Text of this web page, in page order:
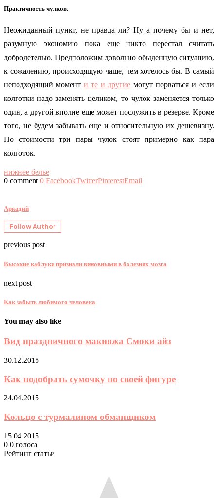
Практичность чулков.
Неожиданный пункт, не правда ли? Ну а почему бы и нет,
разумную экономию пока еще никто перестал считать
добродетелью. Предположим довольно обыденную ситуацию,
к сожалению, происходящую чаще, чем хотелось бы. В самый
неподходящий момент и те и другие могут порваться и если
колготки надо заменять целиком, то чулок заменяется только
один, а другой вполне еще может послужить в резерве. Кроме
того, не будем забывать еще и относительную их дешевизну.
По стоимости три пары чулок стоят примерно как пара
колготок.
нижнее белье
0 comment 0 FacebookTwitterPinterestEmail
Аркадий
Follow Author
previous post
Высокие каблуки признали виновными в болезнях мозга
next post
Как забыть любимого человека
You may also like
Вид праздничного макияжа Смоки айз
30.12.2015
Как подобрать сумочку по своей фигуре
24.04.2015
Кольцо с турмалином обманщиком
15.04.2015
0 0 голоса
Рейтинг статьи